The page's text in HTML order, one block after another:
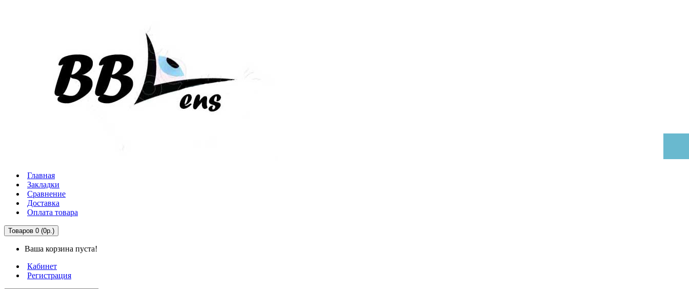
Главная
Закладки
Сравнение
Доставка
Оплата товара
Товаров 0 (0р.)
Ваша корзина пуста!
Кабинет
Регистрация